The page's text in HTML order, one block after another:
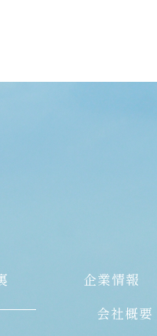
企業情報
会社概要